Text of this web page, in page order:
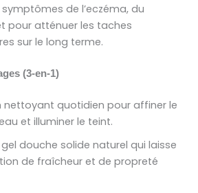
de l’eczéma, du
pour atténuer les taches
sur le long terme.
(3-en-1)
nettoyant quotidien pour affiner le
et illuminer le teint.
gel douche solide naturel qui laisse
de fraîcheur et de propreté